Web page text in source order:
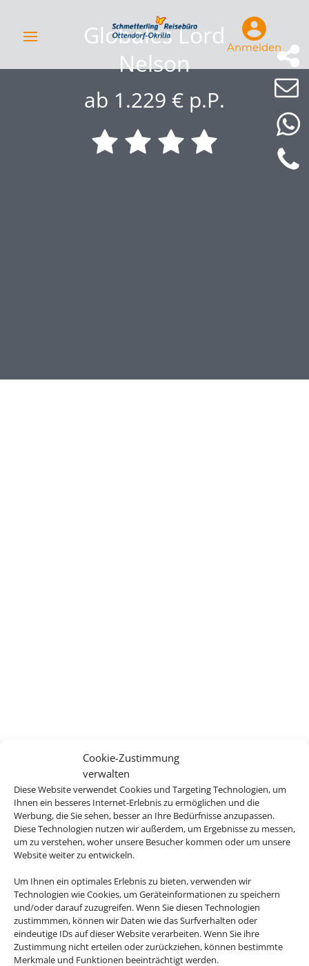
Cookie-Zustimmung
verwalten
Diese Website verwendet Cookies und Targeting Technologien, um
Ihnen ein besseres Internet-Erlebnis zu ermöglichen und die
Werbung, die Sie sehen, besser an Ihre Bedürfnisse anzupassen.
Diese Technologien nutzen wir außerdem, um Ergebnisse zu messen,
um zu verstehen, woher unsere Besucher kommen oder um unsere
Website weiter zu entwickeln.
Um Ihnen ein optimales Erlebnis zu bieten, verwenden wir
Technologien wie Cookies, um Geräteinformationen zu speichern
und/oder darauf zuzugreifen. Wenn Sie diesen Technologien
zustimmmen, können wir Daten wie das Surfverhalten oder
eindeutige IDs auf dieser Website verarbeiten. Wenn Sie ihre
Zustimmung nicht erteilen oder zurückziehen, können bestimmte
Merkmale und Funktionen beeinträchtigt werden.
Anmelden
Globales Lord
Nelson
ab 1.229 € p.P.